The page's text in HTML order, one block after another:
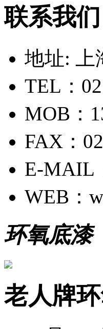
联系我们
地址: 上
TEL：
MOB：
FAX：
E-MAIL
WEB：
环氧底漆
老人牌